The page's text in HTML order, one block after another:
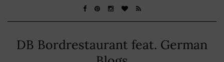
DB Bordrestaurant feat. German